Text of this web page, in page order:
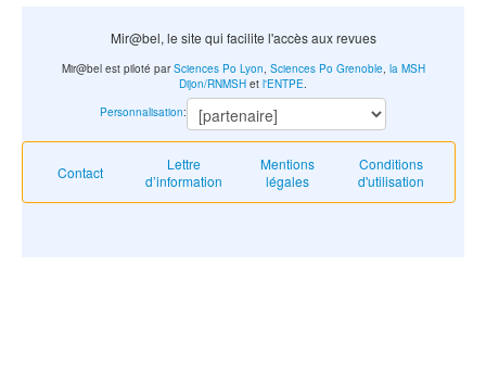
Mir@bel, le site qui facilite l'accès aux revues
Contact
Lettre
d’information
Mentions
légales
Conditions
d'utilisation
Mir@bel est piloté parSciences Po Lyon, Sciences Po Grenoble, la MSH
Dijon/RNMSH et l'ENTPE.
Personnalisation: